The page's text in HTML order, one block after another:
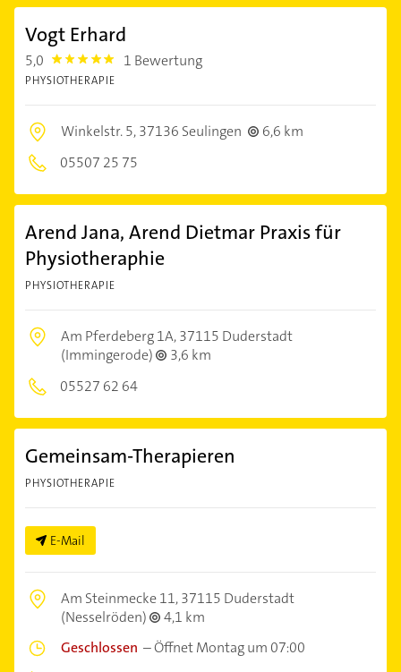
Vogt Erhard
5,0 5.0 1 Bewertung
PHYSIOTHERAPIE
Winkelstr. 5,37136 Seulingen
6,6 km
05507 25 75
Arend Jana, Arend Dietmar Praxis für
Physiotheraphie
PHYSIOTHERAPIE
Am Pferdeberg 1A,37115 Duderstadt
(Immingerode)
3,6 km
05527 62 64
Gemeinsam-Therapieren
PHYSIOTHERAPIE
E-Mail
Am Steinmecke 11,37115 Duderstadt
(Nesselröden)
4,1 km
Geschlossen –Öffnet Montag um 07:00